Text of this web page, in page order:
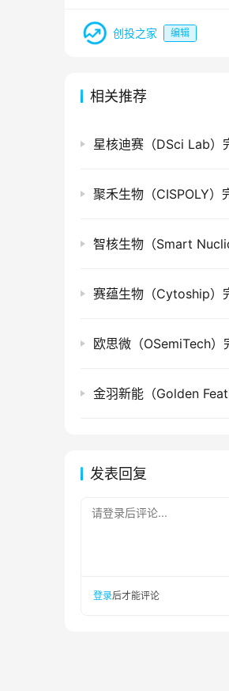
创投之家 编辑
相关推荐
星核迪赛（DSci Lab）
聚禾生物（CISPOLY）
智核生物（Smart
赛蕴生物（Cytoship）
欧思微（OSemiTech
金羽新能（Golden
发表回复
请登录后评论...
登录后才能评论